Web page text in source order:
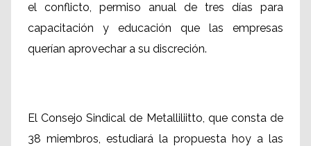
el conflicto, permiso anual de tres días para
capacitación y educación que las empresas
querían aprovechar a su discreción.
El Consejo Sindical de Metalliliitto, que consta de
38 miembros, estudiará la propuesta hoy a las